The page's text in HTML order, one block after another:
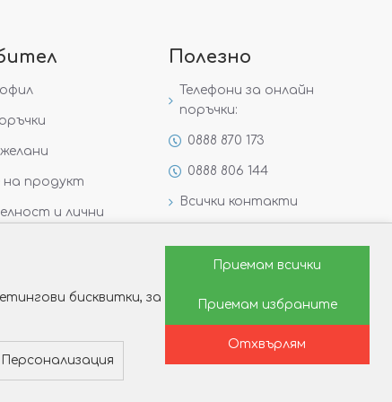
на продукт
и лични
Полезно
Телефони за онлайн
поръчки:
0888 870 173
0888 806 144
Всички контакти
Защо да изберете Victoria
Как да изберем годежен
бисквитки, за
Персонализация
Приемам всички
Приемам избраните
Отхвърлям